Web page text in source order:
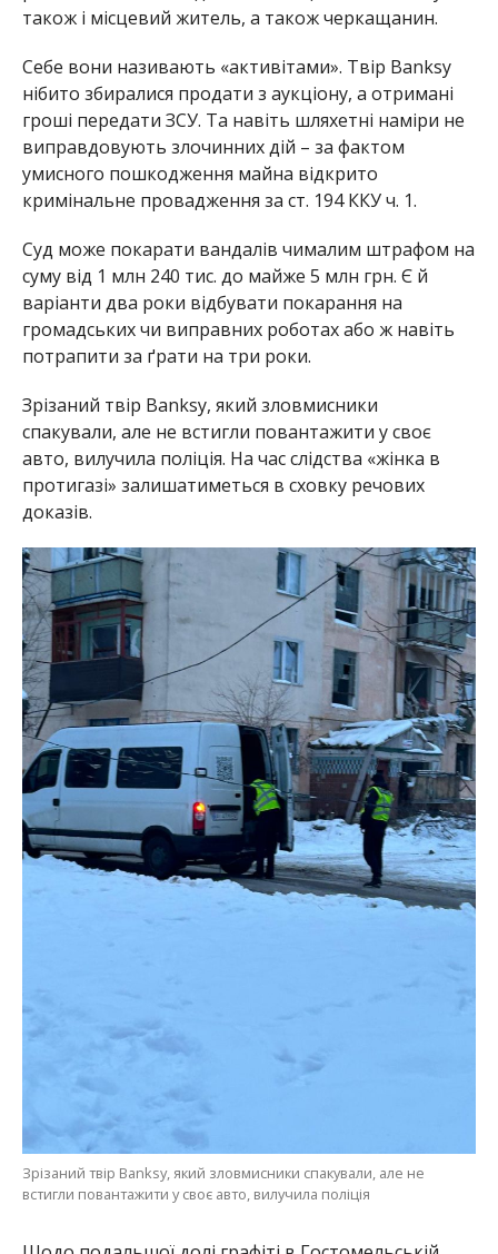
також і місцевий житель, а також черкащанин.
Себе вони називають «активітами». Твір Banksy
нібито збиралися продати з аукціону, а отримані
гроші передати ЗСУ. Та навіть шляхетні наміри не
виправдовують злочинних дій – за фактом
умисного пошкодження майна відкрито
кримінальне провадження за ст. 194 ККУ ч. 1.
Суд може покарати вандалів чималим штрафом на
суму від 1 млн 240 тис. до майже 5 млн грн. Є й
варіанти два роки відбувати покарання на
громадських чи виправних роботах або ж навіть
потрапити за ґрати на три роки.
Зрізаний твір Banksy, який зловмисники
спакували, але не встигли повантажити у своє
авто, вилучила поліція. На час слідства «жінка в
протигазі» залишатиметься в сховку речових
доказів.
Зрізаний твір Banksy, який зловмисники спакували, але не
встигли повантажити у своє авто, вилучила поліція